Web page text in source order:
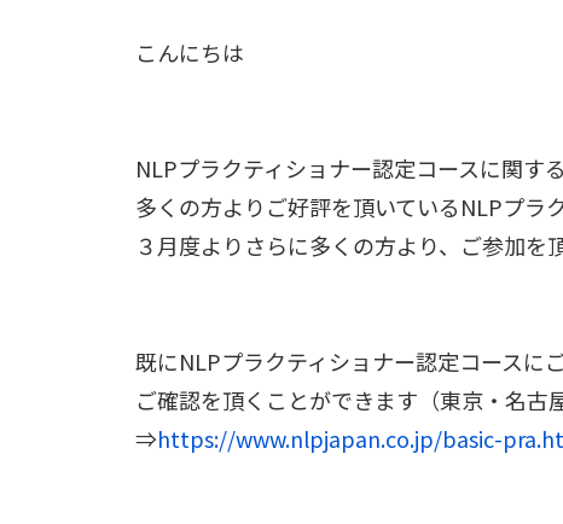
こんにちは
NLPプラクティショナー認定コースに関す
多くの方よりご好評を頂いているNLPプラ
３月度よりさらに多くの方より、ご参加を
既にNLPプラクティショナー認定コースに
ご確認を頂くことができます（東京・名古
⇒https://www.nlpjapan.co.jp/basic-